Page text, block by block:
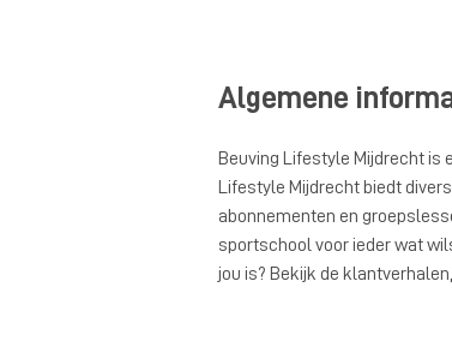
Algemene
Beuving Lifestyle Mijdrecht is
Lifestyle Mijdrecht biedt
abonnementen en
sportschool voor ieder wat
jou is? Bekijk de